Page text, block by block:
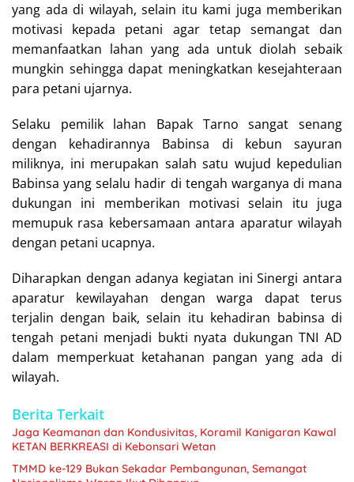
yang ada di wilayah, selain itu kami juga memberikan
motivasi kepada petani agar tetap semangat dan
memanfaatkan lahan yang ada untuk diolah sebaik
mungkin sehingga dapat meningkatkan kesejahteraan
para petani ujarnya.
Selaku pemilik lahan Bapak Tarno sangat senang
dengan kehadirannya Babinsa di kebun sayuran
miliknya, ini merupakan salah satu wujud kepedulian
Babinsa yang selalu hadir di tengah warganya di mana
dukungan ini memberikan motivasi selain itu juga
memupuk rasa kebersamaan antara aparatur wilayah
dengan petani ucapnya.
Diharapkan dengan adanya kegiatan ini Sinergi antara
aparatur kewilayahan dengan warga dapat terus
terjalin dengan baik, selain itu kehadiran babinsa di
tengah petani menjadi bukti nyata dukungan TNI AD
dalam memperkuat ketahanan pangan yang ada di
wilayah.
Berita Terkait
Jaga Keamanan dan Kondusivitas, Koramil Kanigaran Kawal
KETAN BERKREASI di Kebonsari Wetan
TMMD ke-129 Bukan Sekadar Pembangunan, Semangat